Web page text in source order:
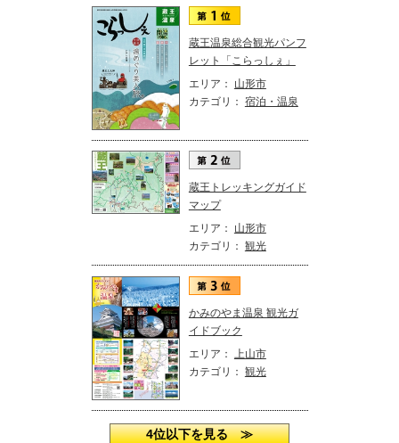
蔵王温泉総合観光パンフ
レット「こらっしぇ」
エリア： 山形市
カテゴリ： 宿泊・温泉
蔵王トレッキングガイド
マップ
エリア： 山形市
カテゴリ： 観光
かみのやま温泉 観光ガ
イドブック
エリア：
上山市
カテゴリ： 観光
4位以下を見る ≫